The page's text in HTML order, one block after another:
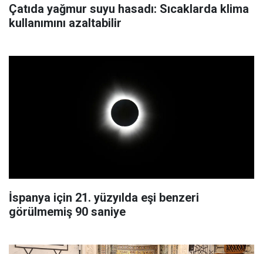
Çatıda yağmur suyu hasadı: Sıcaklarda klima
kullanımını azaltabilir
İspanya için 21. yüzyılda eşi benzeri
görülmemiş 90 saniye